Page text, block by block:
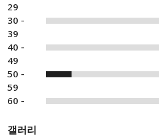
29
30 -
39
40 -
49
50 -
59
60 -
갤러리